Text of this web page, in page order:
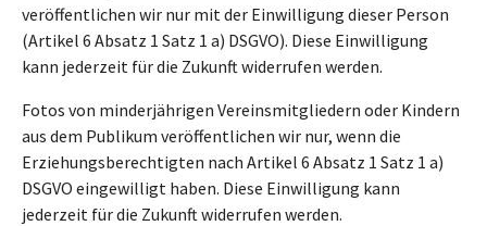
veröffentlichen wir nur mit der Einwilligung dieser Person
(Artikel 6 Absatz 1 Satz 1 a) DSGVO). Diese Einwilligung
kann jederzeit für die Zukunft widerrufen werden.
Fotos von minderjährigen Vereinsmitgliedern oder Kindern
aus dem Publikum veröffentlichen wir nur, wenn die
Erziehungsberechtigten nach Artikel 6 Absatz 1 Satz 1 a)
DSGVO eingewilligt haben. Diese Einwilligung kann
jederzeit für die Zukunft widerrufen werden.